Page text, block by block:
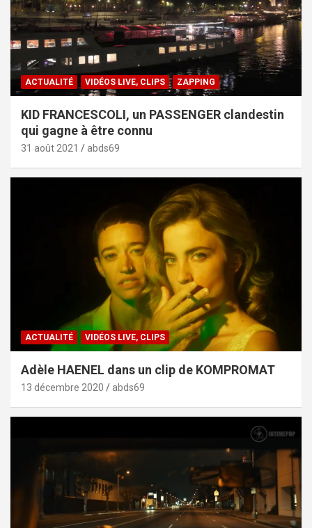
ACTUALITÉ VIDÉOS LIVE, CLIPS ZAPPING
KID FRANCESCOLI, un PASSENGER clandestin
qui gagne à être connu
31 août 2021 abds69
ACTUALITÉ VIDÉOS LIVE, CLIPS
Adèle HAENEL dans un clip de KOMPROMAT
13 décembre 2020 abds69